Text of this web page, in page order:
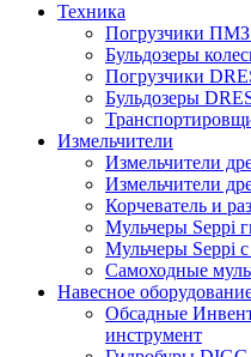
Техника
Погрузчики
Бульдозеры
Погрузчики
Бульдозеры
Измельчители
Измельчители
Измельчители
Корчеватель и
Мульчеры Seppi
Мульчеры Seppi
Самоходные
Навесное
Обсадные
инструмент